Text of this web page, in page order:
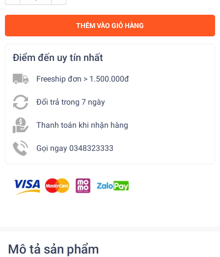
THÊM VÀO GIỎ HÀNG
Điểm đến uy tín nhất
Freeship đơn > 1.500.000đ
Đổi trả trong 7 ngày
Thanh toán khi nhận hàng
Gọi ngay 0348323333
Mô tả sản phẩm